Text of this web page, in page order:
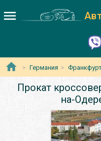
Германия
Прокат
на-